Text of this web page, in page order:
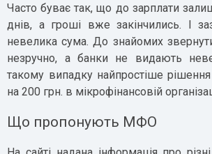
Часто буває так, що до зарплати
днів, а гроші вже закінчились. І
невелика сума. До знайомих
незручно, а банки не видають
такому випадку найпростіше
на 200 грн. в мікрофінансовій
Що пропонують МФО